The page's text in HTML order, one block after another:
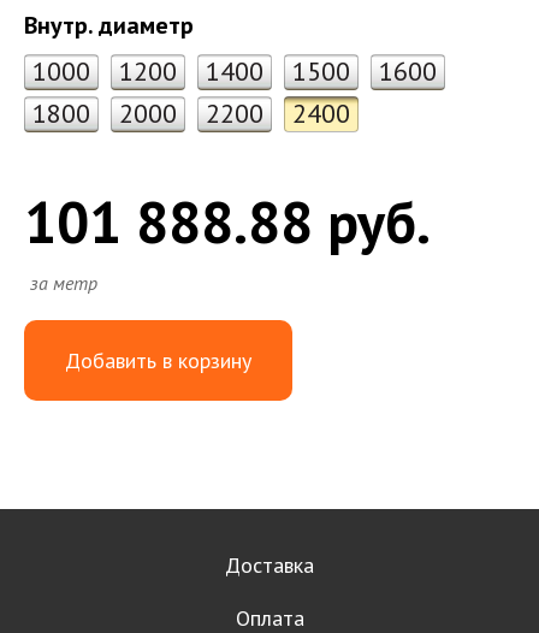
Внутр. диаметр
1000 1200 1400 1500
1600
1800
2000 2200 2400
101 888.88 руб.
за метр
Добавить в корзину
Доставка
Оплата